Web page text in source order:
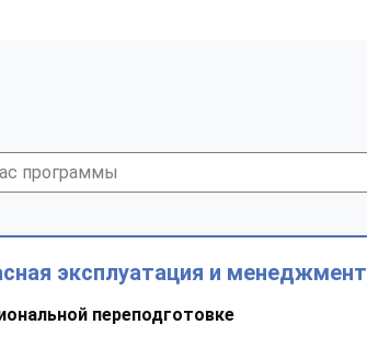
эксплуатация и менеджмент
переподготовке